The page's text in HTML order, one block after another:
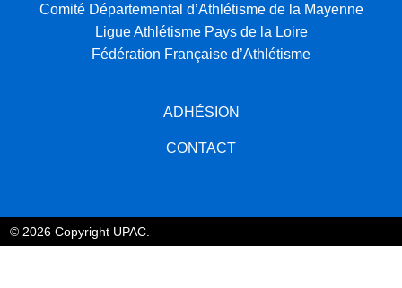
Comité Départemental d’Athlétisme de la Mayenne
Ligue Athlétisme Pays de la Loire
Fédération Française d’Athlétisme
ADHÉSION
CONTACT
© 2026 Copyright UPAC.